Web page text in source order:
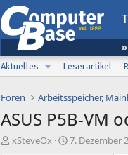
Aktuelles
Leserartikel
Foren Arbeitsspeicher,
ASUS P5B-VM
E
xSteveOx
E
7. Dezember